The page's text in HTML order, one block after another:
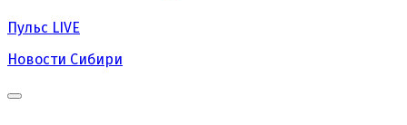
Пульс LIVE
Новости Сибири